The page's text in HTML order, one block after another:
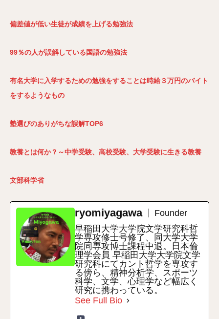
偏差値が低い生徒が成績を上げる勉強法
99％の人が誤解している国語の勉強法
有名大学に入学するための勉強をすることは時給３万円のバイト
をするようなもの
塾選びのありがちな誤解TOP6
教養とは何か？～中学受験、高校受験、大学受験に生きる教養
文部科学省
ryomiyagawa
Founder
早稲田大学大学院文学研究科哲
学専攻修士号修了、同大学大学
院同専攻博士課程中退。日本倫
理学会員 早稲田大学大学院文学
研究科にてカント哲学を専攻す
る傍ら、精神分析学、スポーツ
科学、文学、心理学など幅広く
研究に携わっている。
See Full Bio